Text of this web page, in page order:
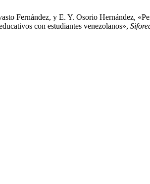
Fernández, y E. Y. Osorio Hernández,
con estudiantes venezolanos»,